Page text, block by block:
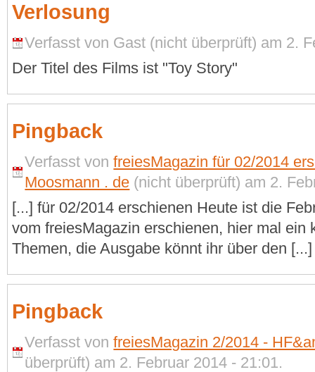
Verlosung
Verfasst von Gast (nicht überprüft) am 2.
Der Titel des Films ist "Toy Story"
Pingback
Verfasst vonfreiesMagazin für 02/2014
Moosmann . de (nicht überprüft) am 2.
[...] für 02/2014 erschienen Heute ist die
vom freiesMagazin erschienen, hier mal ein
Themen, die Ausgabe könnt ihr über den [...]
Pingback
Verfasst vonfreiesMagazin 2/2014 -
überprüft) am 2. Februar 2014 - 21:01.